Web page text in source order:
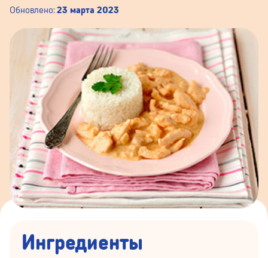
Обновлено:23 марта 2023
Ингредиенты